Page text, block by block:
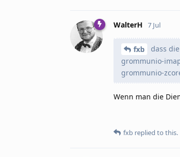
WalterH 7 Jul
fxb
dass
grommunio-
grommunio-
Wenn man die
fxb replied to this.